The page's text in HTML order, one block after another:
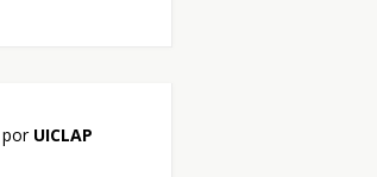
por UICLAP